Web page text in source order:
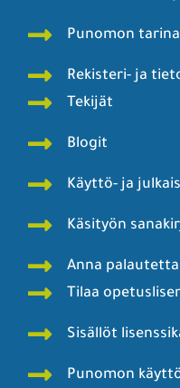
Punomon tarina
Rekisteri- ja
Tekijät
Blogit
Käyttö- ja
Käsityön
Anna palautetta
Tilaa
Sisällöt
Punomon